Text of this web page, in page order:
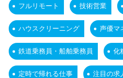
フルリモート 技術営業
ハウスクリーニング 声優マ
鉄道乗務員・船舶乗務員 化
定時で帰れる仕事 注目の求